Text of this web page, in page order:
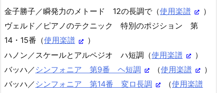
金子勝子／瞬発力のメトード 12の長調で（使用楽譜
）
ヴェルド／ピアノのテクニック 特別のポジション 第
14・15番（使用楽譜
）
ハノン／スケールとアルペジオ ハ短調（使用楽譜
）
バッハ／ シンフォニア 第9番 ヘ短調 （使用楽譜
）
バッハ／ シンフォニア 第14番 変ロ長調 （使用楽譜